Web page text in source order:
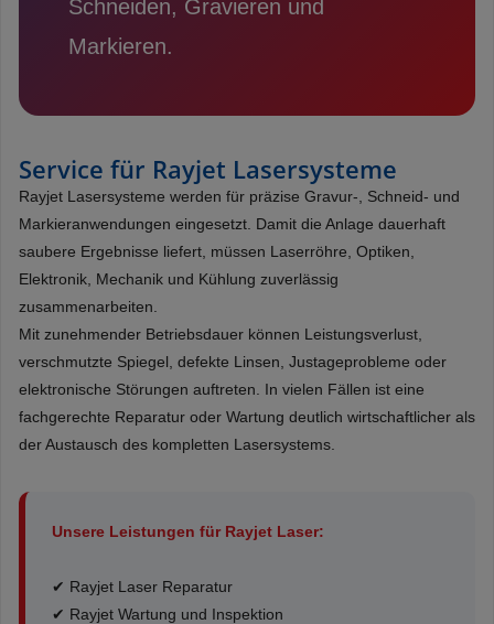
Schneiden, Gravieren und
Markieren.
Service für Rayjet Lasersysteme
Rayjet Lasersysteme werden für präzise Gravur-, Schneid- und
Markieranwendungen eingesetzt. Damit die Anlage dauerhaft
saubere Ergebnisse liefert, müssen Laserröhre, Optiken,
Elektronik, Mechanik und Kühlung zuverlässig
zusammenarbeiten.
Mit zunehmender Betriebsdauer können Leistungsverlust,
verschmutzte Spiegel, defekte Linsen, Justageprobleme oder
elektronische Störungen auftreten. In vielen Fällen ist eine
fachgerechte Reparatur oder Wartung deutlich wirtschaftlicher als
der Austausch des kompletten Lasersystems.
Unsere Leistungen für Rayjet Laser:
✔ Rayjet Laser Reparatur
✔ Rayjet Wartung und Inspektion